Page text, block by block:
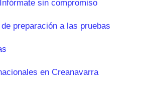
sin compromiso
preparación a las pruebas
en Creanavarra